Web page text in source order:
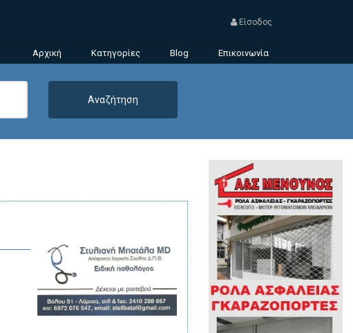
Είσοδος
Αρχική Κατηγορίες Blog Επικοινωνία